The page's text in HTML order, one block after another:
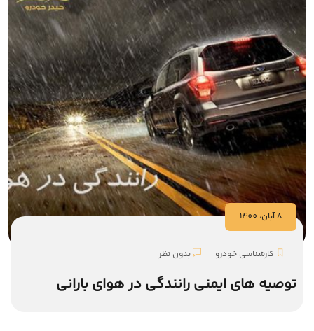
8 آبان، 1400
کارشناسی خودرو بدون نظر
توصیه های ایمنی رانندگی در هوای بارانی